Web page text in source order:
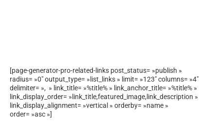
[page-generator-pro-related-links post_status= »publish »
radius= »0″ output_type= »list_links » limit= »123″ columns= »4″
delimiter= », » link_title= »%title% » link_anchor_title= »%title% »
link_display_order= »link_title,featured_image,link_description »
link_display_alignment= »vertical » orderby= »name »
order= »asc »]